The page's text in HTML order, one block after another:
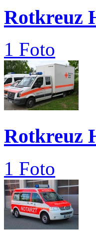
Rotkreuz
1 Foto
Rotkreuz
1 Foto